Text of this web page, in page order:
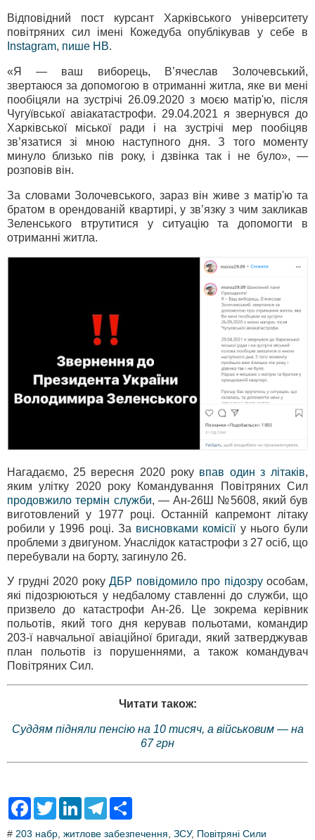
Відповідний пост курсант Харківського університету
повітряних сил імені Кожедуба опублікував у себе в
Instagram, пише НВ.
«Я — ваш виборець, В’ячеслав Золочевський,
звертаюся за допомогою в отриманні житла, яке ви мені
пообіцяли на зустрічі 26.09.2020 з моєю матір'ю, після
Чугуївської авіакатастрофи. 29.04.2021 я звернувся до
Харківської міської ради і на зустрічі мер пообіцяв
зв’язатися зі мною наступного дня. З того моменту
минуло близько пів року, і дзвінка так і не було», —
розповів він.
За словами Золочевського, зараз він живе з матір'ю та
братом в орендованій квартирі, у зв’язку з чим закликав
Зеленського втрутитися у ситуацію та допомогти в
отриманні житла.
Нагадаємо, 25 вересня 2020 року впав один з літаків,
яким улітку 2020 року Командування Повітряних Сил
продовжило термін служби, — Ан-26Ш №5608, який був
виготовлений у 1977 році. Останній капремонт літаку
робили у 1996 році. За висновками комісіїу нього були
проблеми з двигуном. Унаслідок катастрофи з 27 осіб, що
перебували на борту, загинуло 26.
У грудні 2020 року ДБР повідомило про підозруособам,
які підозрюються у недбалому ставленні до служби, що
призвело до катастрофи Ан-26. Це зокрема керівник
польотів, який того дня керував польотами, командир
203-ї навчальної авіаційної бригади, який затверджував
план польотів із порушеннями, а також командувач
Повітряних Сил.
Читати також:
Суддям підняли пенсію на 10 тисяч, а військовим — на
67 грн
F
e
T
t
L
k
T
e
r
# 203 набр житлове забезпечення ЗСУ, Повітряні Сили